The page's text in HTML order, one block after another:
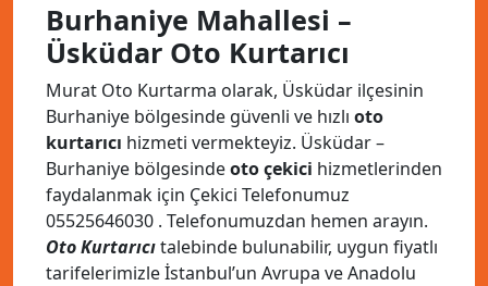
Burhaniye Mahallesi –
Üsküdar Oto Kurtarıcı
Murat Oto Kurtarma olarak, Üsküdar ilçesinin
Burhaniye bölgesinde güvenli ve hızlı oto
kurtarıcı hizmeti vermekteyiz. Üsküdar –
Burhaniye bölgesindeoto çekici hizmetlerinden
faydalanmak için Çekici Telefonumuz
05525646030 . Telefonumuzdan hemen arayın.
Oto Kurtarıcıtalebinde bulunabilir, uygun fiyatlı
tarifelerimizle İstanbul’un Avrupa ve Anadolu